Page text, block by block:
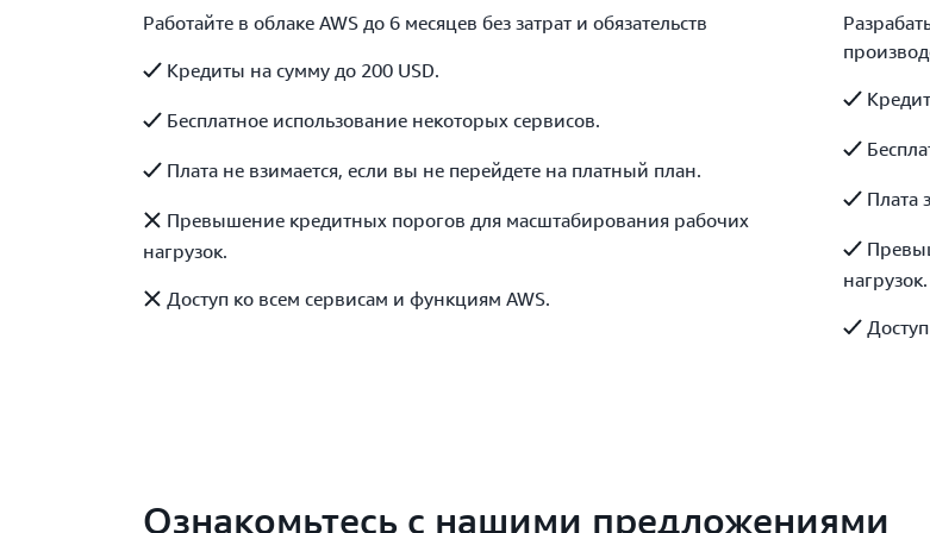
Работайте в облаке AWS до 6 месяцев без затрат и обязательств
Кредиты на сумму до 200 USD.
Бесплатное использование некоторых сервисов.
Плата не взимается, если вы не перейдете на платный план.
Превышение кредитных порогов для масштабирования рабочих
нагрузок.
Доступ ко всем сервисам и функциям AWS.
Плата
нагрузок.
Ознакомьтесь с нашими предложениями